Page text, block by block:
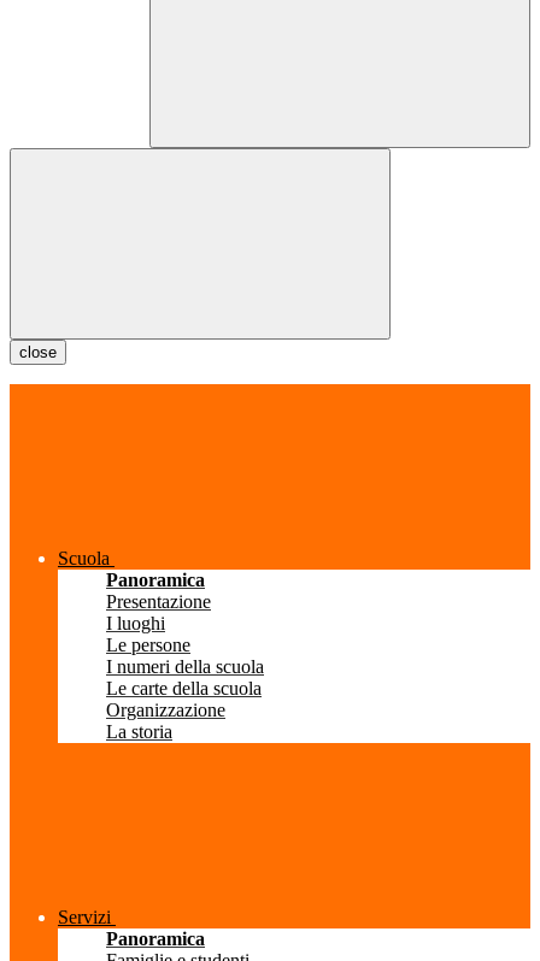
close
Scuola
Panoramica
Presentazione
I luoghi
Le persone
I numeri della scuola
Le carte della scuola
Organizzazione
La storia
Servizi
Panoramica